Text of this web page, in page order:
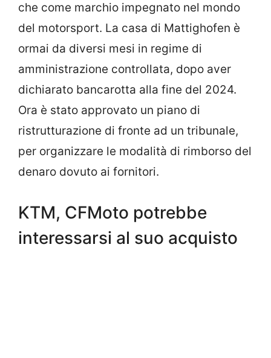
che come marchio impegnato nel mondo
del motorsport. La casa di Mattighofen è
ormai da diversi mesi in regime di
amministrazione controllata, dopo aver
dichiarato bancarotta alla fine del 2024.
Ora è stato approvato un piano di
ristrutturazione di fronte ad un tribunale,
per organizzare le modalità di rimborso del
denaro dovuto ai fornitori.
KTM, CFMoto potrebbe
interessarsi al suo acquisto